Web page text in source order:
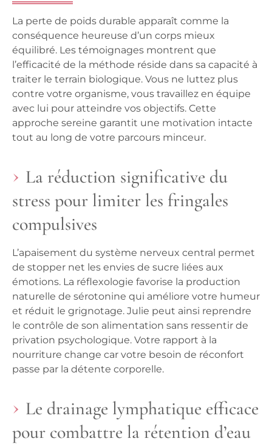
La perte de poids durable apparaît comme la
conséquence heureuse d’un corps mieux
équilibré. Les témoignages montrent que
l’efficacité de la méthode réside dans sa capacité à
traiter le terrain biologique. Vous ne luttez plus
contre votre organisme, vous travaillez en équipe
avec lui pour atteindre vos objectifs. Cette
approche sereine garantit une motivation intacte
tout au long de votre parcours minceur.
La réduction significative du
stress pour limiter les fringales
compulsives
L’apaisement du système nerveux central permet
de stopper net les envies de sucre liées aux
émotions. La réflexologie favorise la production
naturelle de sérotonine qui améliore votre humeur
et réduit le grignotage. Julie peut ainsi reprendre
le contrôle de son alimentation sans ressentir de
privation psychologique. Votre rapport à la
nourriture change car votre besoin de réconfort
passe par la détente corporelle.
Le drainage lymphatique efficace
pour combattre la rétention d’eau